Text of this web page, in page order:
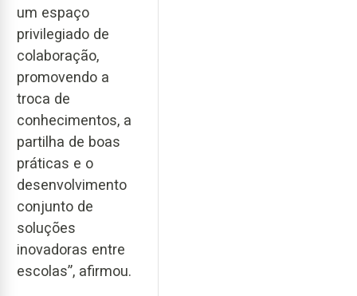
um espaço
privilegiado de
colaboração,
promovendo a
troca de
conhecimentos, a
partilha de boas
práticas e o
desenvolvimento
conjunto de
soluções
inovadoras entre
escolas”, afirmou.